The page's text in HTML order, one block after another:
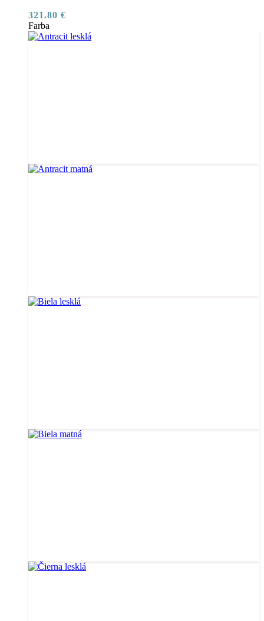
321.80 €
Farba